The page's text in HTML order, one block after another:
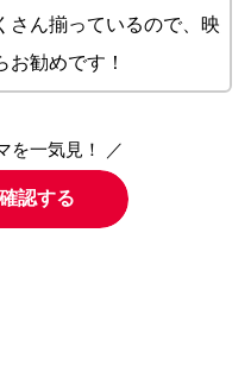
さん揃っているので、映
お勧めです！
を一気見！ ／
認する